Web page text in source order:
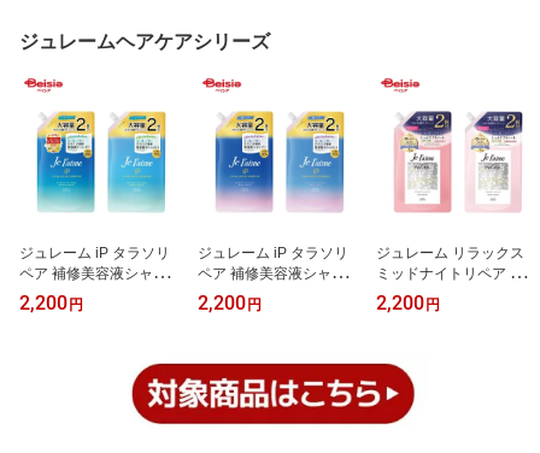
元 乾燥 エイジングケア
スペシャルケア
ケア まとめ買い お得
ジュレームヘアケアシリーズ
ジュレーム iP タラソリ
ペア 補修美容液シャンプ
ー/トリートメント(モイ
スト＆スムース)つめかえ
シャンプー トリートメン
ト 詰替 モイスト スムー
ス 680mL ヘアケア 海藻
2,200 円
ジュレーム iP タラソリ
ペア 補修美容液シャンプ
ー/トリートメント(ディ
ープモイスト)つめかえ 6
シャンプー トリートメン
ト 詰替 ディープモイス
2,200 円
ジュレーム リラックス
ミッドナイトリペア シャ
ンプー/トリートメントつ
めかえ(ストレート＆リッ
リペア シャンプー トリ
ートメント 詰替 ストレ
ート リッチ 680mL ヘア
2,200 円